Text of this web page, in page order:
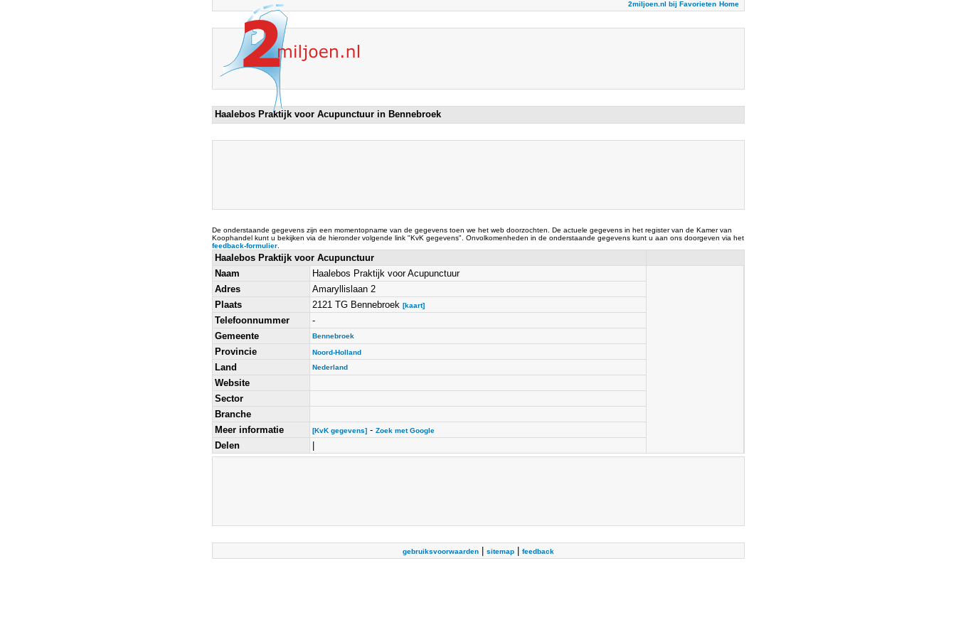
2miljoen.nl bij Favorieten Home
Haalebos Praktijk voor Acupunctuur in Bennebroek
De onderstaande gegevens zijn een momentopname van de gegevens toen we het web doorzochten. De actuele gegevens in het register van de Kamer van
Koophandel kunt u bekijken via de hieronder volgende link "KvK gegevens". Onvolkomenheden in de onderstaande gegevens kunt u aan ons doorgeven via het
feedback-formulier.
Haalebos Praktijk voor Acupunctuur
Naam
Haalebos Praktijk voor Acupunctuur
Adres
Amaryllislaan 2
Plaats
2121 TG Bennebroek [kaart]
Telefoonnummer
-
Gemeente
Bennebroek
Provincie Noord-Holland
Land Nederland
Website
Sector
Branche
Meer informatie
[KvK gegevens]- Zoek met Google
Delen
gebruiksvoorwaarden| sitemap| feedback